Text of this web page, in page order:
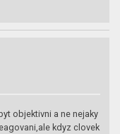
objektivni a ne nejaky
kdyz clovek